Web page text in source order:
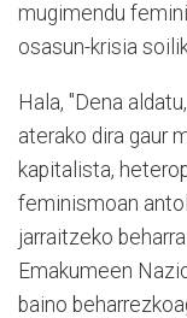
mugimendu
osasun-krisia
Hala, "Dena
aterako dira gaur
kapitalista,
feminismoan
jarraitzeko
Emakumeen
baino